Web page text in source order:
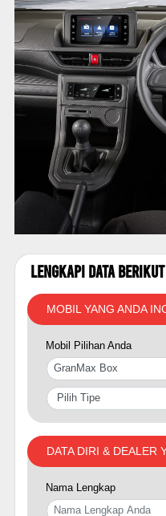
Lengkapi Data Berikut
MOBIL YANG ANDA
Mobil Pilihan Anda
DATA DIRI & DEALER
Nama Lengkap